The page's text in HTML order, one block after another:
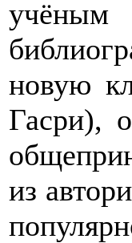
учёным
новую
Гасри),
из